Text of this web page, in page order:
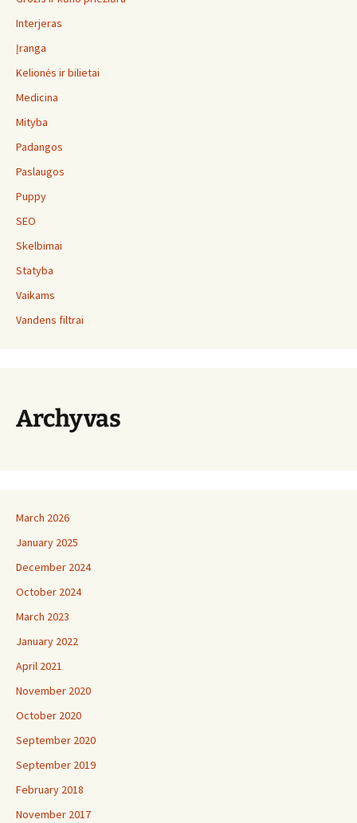
Interjeras
Įranga
Kelionės ir bilietai
Medicina
Mityba
Padangos
Paslaugos
Puppy
SEO
Skelbimai
Statyba
Vaikams
Vandens filtrai
Archyvas
March 2026
January 2025
December 2024
October 2024
March 2023
January 2022
April 2021
November 2020
October 2020
September 2020
September 2019
February 2018
November 2017